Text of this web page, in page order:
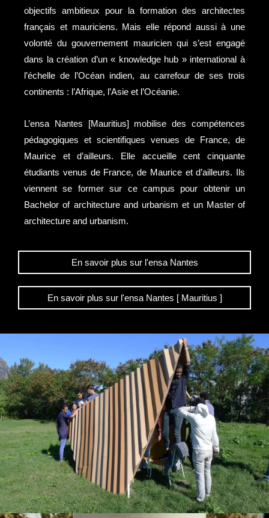
objectifs ambitieux pour la formation des architectes
français et mauriciens. Mais elle répond aussi à une
volonté du gouvernement mauricien qui s’est engagé
dans la création d’un « knowledge hub » international à
l’échelle de l’Océan indien, au carrefour de ses trois
continents : l’Afrique, l’Asie et l’Océanie.
L’ensa Nantes [Mauritius] mobilise des compétences
pédagogiques et scientifiques venues de France, de
Maurice et d’ailleurs. Elle accueille cent cinquante
étudiants venus de France, de Maurice et d’ailleurs. Ils
viennent se former sur ce campus pour obtenir un
Bachelor of architecture and urbanism et un Master of
architecture and urbanism.
En savoir plus sur l'ensa Nantes
En savoir plus sur l'ensa Nantes [ Mauritius ]